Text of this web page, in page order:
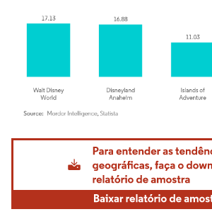
Imagem © Mordor Intelligence. O reuso requer